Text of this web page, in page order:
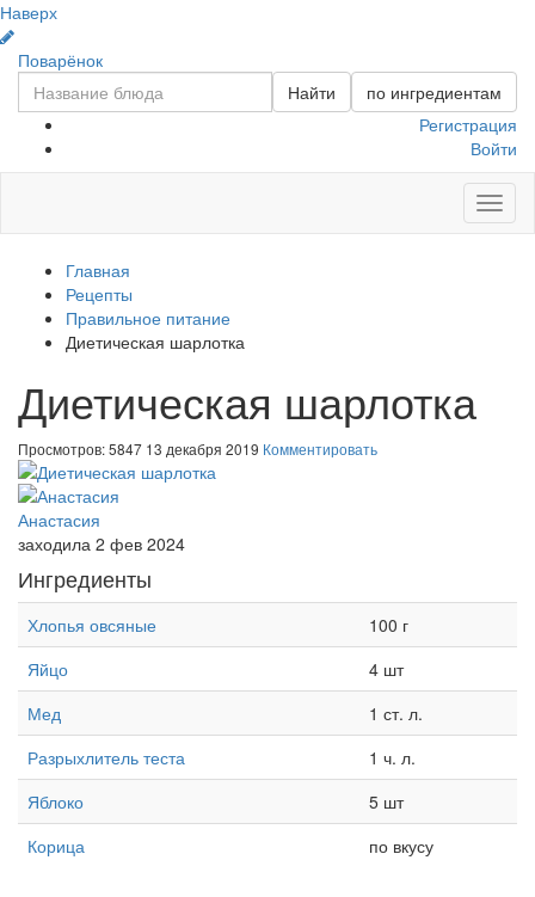
Наверх
Поварёнок
Найти
по ингредиентам
Регистрация
Войти
Главная
Рецепты
Правильное питание
Диетическая шарлотка
Диетическая шарлотка
Просмотров: 5847 13 декабря 2019 Комментировать
Анастасия
заходила 2 фев 2024
Ингредиенты
Хлопья овсяные
100 г
Яйцо
4 шт
Мед
1 ст. л.
Разрыхлитель теста
1 ч. л.
Яблоко
5 шт
Корица
по вкусу